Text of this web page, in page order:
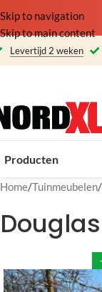
Skip to navigation
Skip to main content
Levertijd 2 weken
Producten
Home Tuinmeubelen